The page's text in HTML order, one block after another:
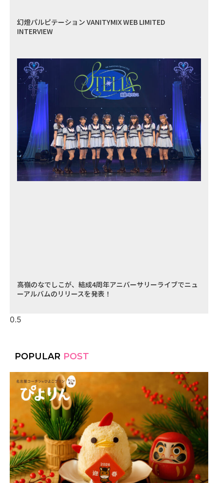
幻燈パルピテーション VANITYMIX WEB LIMITED
INTERVIEW
高嶺のなでしこが、結成4周年アニバーサリーライブでニュ
ーアルバムのリリースを発表！
POPULAR POST